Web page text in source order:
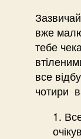
вже
тебе
все
чотири
1.